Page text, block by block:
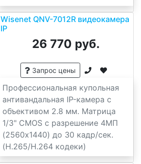
Wisenet QNV-7012R видеокамера
IP
26 770 руб.
Запрос цены
Профессиональная купольная
антивандальная IP-камера с
объективом 2.8 мм. Матрица
1/3" CMOS с разрешение 4МП
(2560x1440) до 30 кадр/сек.
(H.265/H.264 кодеки)